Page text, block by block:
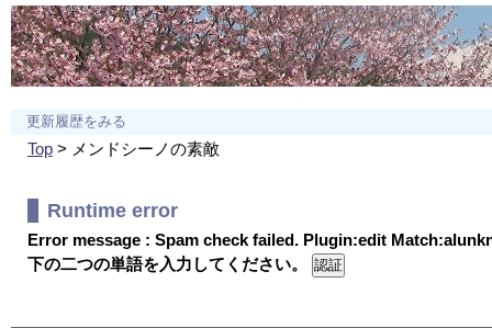
更新履歴をみる
Top> メンドシーノの素敵
Runtime error
Error message : Spam check failed. Plugin:edit
下の二つの単語を入力してください。